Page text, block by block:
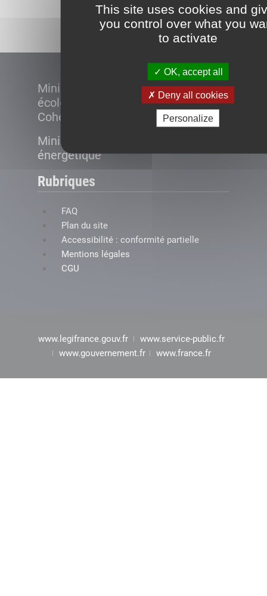
This site uses cookies and
you control over what you
to activate
OK, accept all
Deny all cookies
Personalize
Ministère de la Transition
écologique et de la
Cohésion des territoires
Ministère de la Transition
énergétique
Rubriques
FAQ
Plan du site
Accessibilité : conformité partielle
Mentions légales
CGU
www.legifrance.gouv.fr
www.service-public.fr
www.gouvernement.fr
www.france.fr